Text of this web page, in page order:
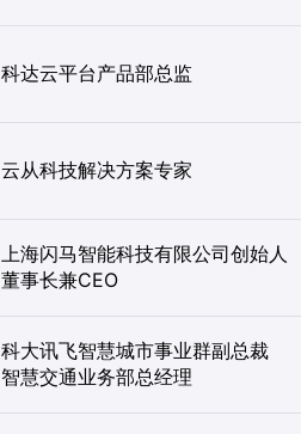
科达云平台产品部总监
云从科技解决方案专家
上海闪马智能科技有限公司创始人
董事长兼CEO
科大讯飞智慧城市事业群副总裁
智慧交通业务部总经理